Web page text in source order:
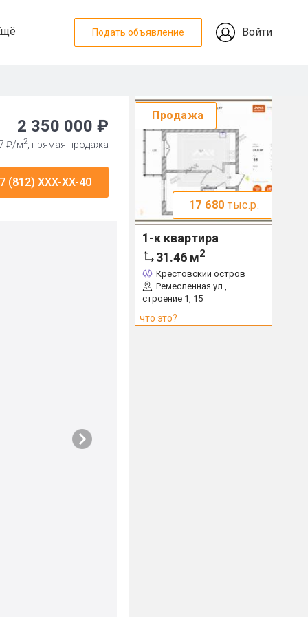
Подать объявление Войти
2 350 000 ₽
₽/м2, прямая продажа
(812) XXX-XX-40
Продажа
17 680 тыс.р.
1-к квартира
31.46 м2
Крестовский остров
Ремесленная ул.,
строение 1, 15
что это?